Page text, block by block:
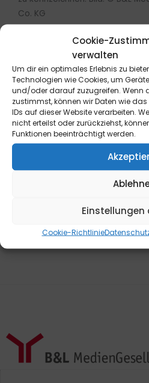
Cookie-
verwalten
Um dir ein optimales Erlebnis zu
Technologien wie Cookies, um
und/oder darauf zuzugreifen. Wenn
zustimmst, können wir Daten wie
IDs auf dieser Website verarbeiten.
nicht erteilst oder zurückziehst,
Funktionen beeinträchtigt werden.
Einstellungen
Cookie-Richtlinie
Co. KG
Widerrufsrecht für
innerhalb von 14 Tagen ohne
telefonisch oder schriftlich
durch Rücksendung der Ware
Frist beginnt frühestens mit
Wahrung der Widerrufsfrist
telefonische oder schriftliche
Absendung der Ware an die
Tel.: 02103/204-0, E-Mail:
Informationen sowie ein